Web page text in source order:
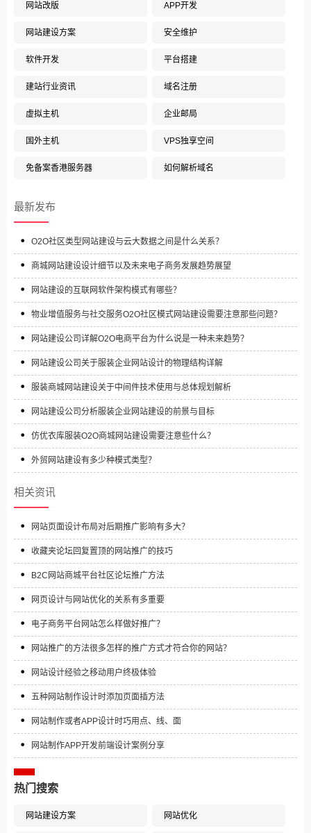
网站改版 APP开发
网站建设方案 安全维护
软件开发 平台搭建
建站行业资讯 域名注册
虚拟主机 企业邮局
国外主机 VPS独享空间
免备案香港服务器 如何解析域名
最新发布
O2O社区类型网站建设与云大数据之间是什么关系？
商城网站建设设计细节以及未来电子商务发展趋势展望
网站建设的互联网软件架构模式有哪些？
物业增值服务与社交服务O2O社区模式网站建设需要注意那些问题？
网站建设公司详解O2O电商平台为什么说是一种未来趋势？
网站建设公司关于服装企业网站设计的物理结构详解
服装商城网站建设关于中间件技术使用与总体规划解析
网站建设公司分析服装企业网站建设的前景与目标
仿优衣库服装O2O商城网站建设需要注意些什么？
外贸网站建设有多少种模式类型？
相关资讯
网站页面设计布局对后期推广影响有多大？
收藏夹论坛回复置顶的网站推广的技巧
B2C网站商城平台社区论坛推广方法
网页设计与网站优化的关系有多重要
电子商务平台网站怎么样做好推广？
网站推广的方法很多怎样的推广方式才符合你的网站？
网站设计经验之移动用户终极体验
五种网站制作设计时添加页面插方法
网站制作或者APP设计时巧用点、线、面
网站制作APP开发前端设计案例分享
热门搜索
网站建设方案 网站优化